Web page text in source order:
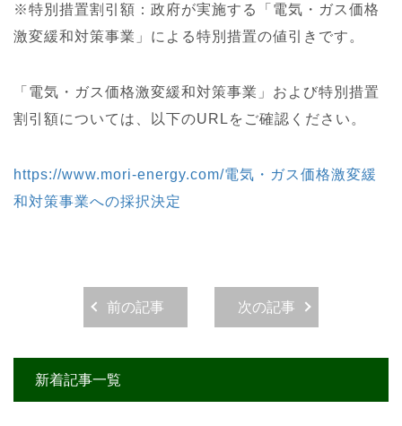
※特別措置割引額：政府が実施する「電気・ガス価格
激変緩和対策事業」による特別措置の値引きです。
「電気・ガス価格激変緩和対策事業」および特別措置
割引額については、以下のURLをご確認ください。
https://www.mori-energy.com/電気・ガス価格激変緩
和対策事業への採択決定
前の記事 次の記事
新着記事一覧